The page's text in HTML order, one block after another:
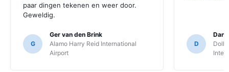
paar dingen tekenen en weer door.
Geweldig.
G
Ger van den Brink
Alamo Harry Reid International
Airport
D